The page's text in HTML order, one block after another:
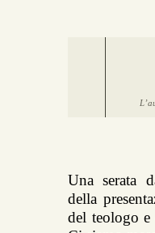
Una serata
della
del teologo